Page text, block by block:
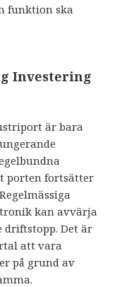
funktion ska
Investering
är bara
porten fortsätter
kan avvärja
driftstopp. Det är
att vara
på grund av